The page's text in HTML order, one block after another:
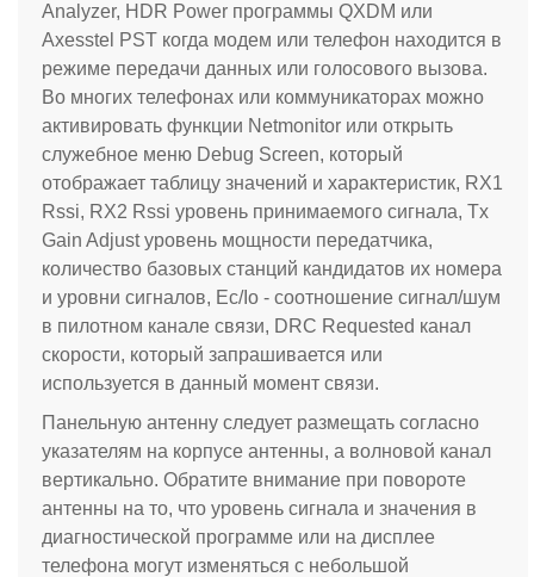
Analyzer, HDR Power программы QXDM или
Axesstel PST когда модем или телефон находится в
режиме передачи данных или голосового вызова.
Во многих телефонах или коммуникаторах можно
активировать функции Netmonitor или открыть
служебное меню Debug Screen, который
отображает таблицу значений и характеристик, RX1
Rssi, RX2 Rssi уровень принимаемого сигнала, Tx
Gain Adjust уровень мощности передатчика,
количество базовых станций кандидатов их номера
и уровни сигналов, Ec/Io - соотношение сигнал/шум
в пилотном канале связи, DRC Requested канал
скорости, который запрашивается или
используется в данный момент связи.
Панельную антенну следует размещать согласно
указателям на корпусе антенны, а волновой канал
вертикально. Обратите внимание при повороте
антенны на то, что уровень сигнала и значения в
диагностической программе или на дисплее
телефона могут изменяться с небольшой